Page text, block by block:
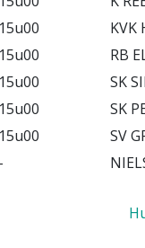
15u00
KVK
15u00
RB
15u00
SK
15u00
SK
15u00
SV
-